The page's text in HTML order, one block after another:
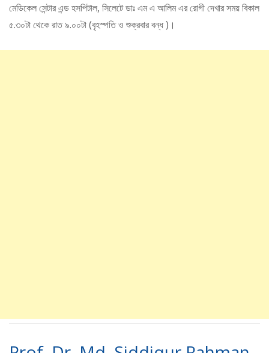
মেডিকেল সেন্টার এন্ড হসপিটাল, সিলেটে ডাঃ এম এ আলিম এর রোগী দেখার সময় বিকাল
৫.৩০টা থেকে রাত ৯.০০টা (বৃহস্পতি ও শুক্রবার বন্ধ )।